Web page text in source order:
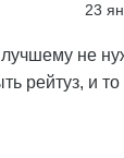
23
не
рейтуз, и то